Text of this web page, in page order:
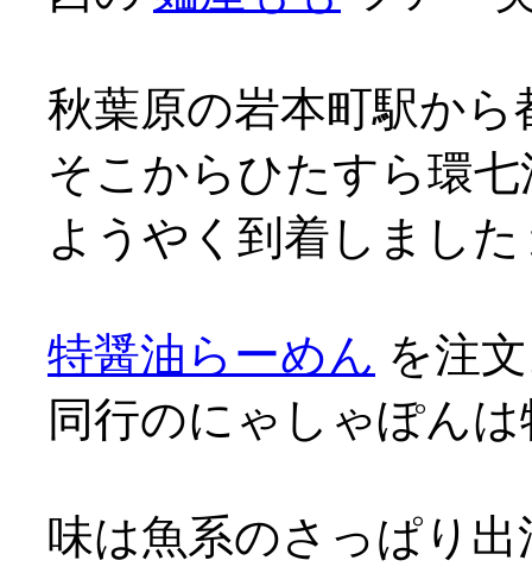
秋葉原の岩本町駅か
そこからひたすら環
ようやく到着しまし
特醤油らーめん を注
同行のにゃしゃぽん
味は魚系のさっぱり